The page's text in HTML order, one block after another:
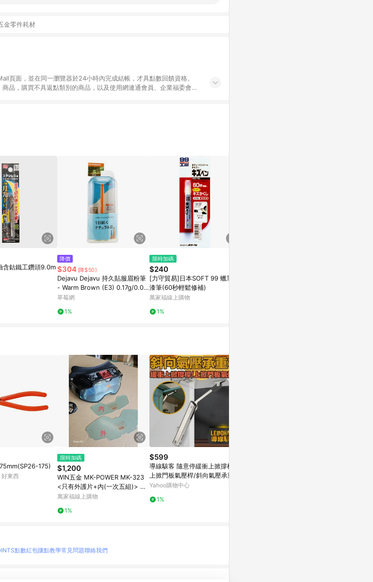
金零件耗材
頁面，並在同一瀏覽器於24小時內完成結帳，才具點數回饋資格。
品，購買不具返點類別的商品，以及使用網連通會員、企業福委會員
款或購物中登出東森購物ETMall，將無法獲得點數回饋。 5. 點數回
饋點數」機制(特殊活動時開放「回饋無上限」)，以同一訂單中同一
色、價位、贈品與東森購物ETMall銷售網頁不符，以銷售網頁標示為
天以內至LINE購物客服洽詢；若超過180天(含)以上進行申訴，恕無法
，或不適用於無回饋商品。各點數紅包之適用商品與使用條件請依點數
含鈷鐵工鑽頭9.0m
降價
$304 (降$50)
Dejavu Dejavu 持久貼服眉粉筆
- Warm Brown (E3) 0.17g/0.00
57oz-眉筆/眉粉
草莓網
1%
限時加碼
$240
[力守貿易]日本SOFT 99 蠟筆補
漆筆(60秒輕鬆修補)
萬家福線上購物
1%
175)
東西
限時加碼
$1,200
WIN五金 MK-POWER MK-323
<只有外護片+內(一次五組)> 液
晶電銲面罩 焊接防護鏡 電焊安全
眼鏡
萬家福線上購物
1%
$599
導線駭客 隨意停緩衝上掀撐桿/
上掀門板氣壓桿/斜向氣壓承重桿
Yahoo購物中心
1%
點數紅包賺點教學常見問題聯絡我們